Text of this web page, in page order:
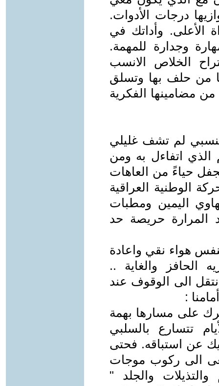
درجات الأدوات.
الأعلى. وأداتك في
وجدارة للمهمة.
الخلاص الانسب
من حلف بها وتسلق
من مضامينها الفكرية
لم تشف غليلي
اتفاءل به ومن
حياءً من العاهات
الوطنية العراقية
اليمين ومطبات
المرارة حريصة حد
هواء نقي واعادة
الحافز والغاية ..
الى الوقوف عند
:
على مسارها بهمة
تتسارع بالسلبي
عن استباقه. فحتى
الى ركوب موجات
والجلد "